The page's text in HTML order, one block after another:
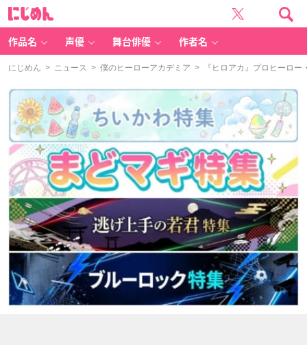
作品名 声優 舞台俳優 作者名
にじめん > ニュース > 僕のヒーローアカデミア > 『ヒロアカ』プロヒーロー